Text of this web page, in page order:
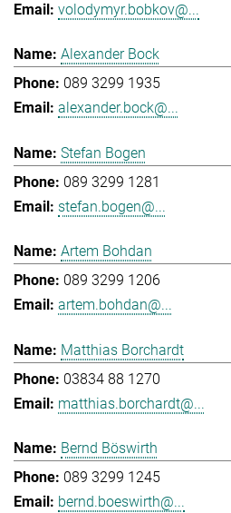
volodymyr.bobkov@...
Alexander Bock
089 3299 1935
alexander.bock@...
Stefan Bogen
089 3299 1281
stefan.bogen@...
Artem Bohdan
089 3299 1206
artem.bohdan@...
Matthias Borchardt
03834 88 1270
matthias.borchardt@...
Bernd Böswirth
089 3299 1245
bernd.boeswirth@...